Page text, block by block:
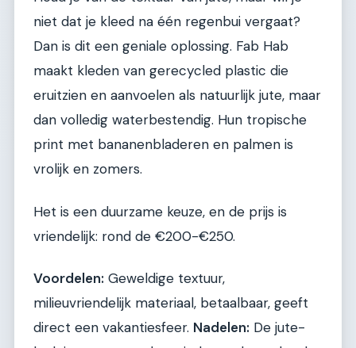
niet dat je kleed na één regenbui vergaat?
Dan is dit een geniale oplossing. Fab Hab
maakt kleden van gerecycled plastic die
eruitzien en aanvoelen als natuurlijk jute, maar
dan volledig waterbestendig. Hun tropische
print met bananenbladeren en palmen is
vrolijk en zomers.
Het is een duurzame keuze, en de prijs is
vriendelijk: rond de €200-€250.
Voordelen: Geweldige textuur,
milieuvriendelijk materiaal, betaalbaar, geeft
direct een vakantiesfeer. Nadelen: De jute-